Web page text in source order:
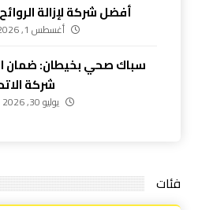
أفضل شركة لإزالة
أغسطس 1, 2026
سباك صحي بخيطان: ضمان
شركة
يوليو 30, 2026
فئات